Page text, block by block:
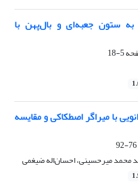
ستون جعبه‌ای و بال‌پهن با
5-18
با میراگر اصطکاکی و مقایسه
76-92
محمد میرحسینی، احسان‌اله ضیغمی